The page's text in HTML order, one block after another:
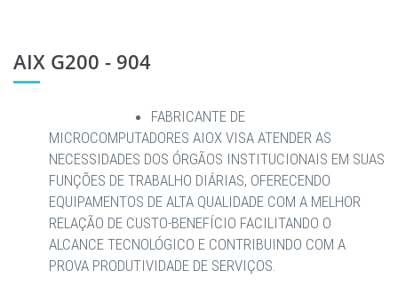
AIX G200 - 904
FABRICANTE DE
MICROCOMPUTADORES AIOX VISA ATENDER AS
NECESSIDADES DOS ÓRGÃOS INSTITUCIONAIS EM SUAS
FUNÇÕES DE TRABALHO DIÁRIAS, OFERECENDO
EQUIPAMENTOS DE ALTA QUALIDADE COM A MELHOR
RELAÇÃO DE CUSTO-BENEFÍCIO FACILITANDO O
ALCANCE TECNOLÓGICO E CONTRIBUINDO COM A
PROVA PRODUTIVIDADE DE SERVIÇOS.